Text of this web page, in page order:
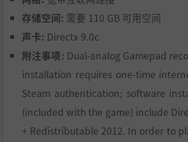
存储空间: 需要 110 GB 可用空间
声卡: Directx 9.0c
附注事项: Dual-analog Gamepad
installation requires one-time
Steam authentication; software
(included with the game) include
+ Redistributable 2012. In order to